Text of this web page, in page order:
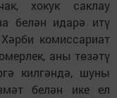
хокук саклау
белән идарә итү
комиссариат
аны төзәтү
килгәндә, шуны
белән ике ел